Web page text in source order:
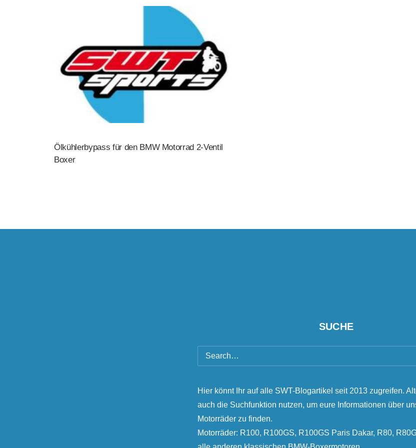
Ölkühlerbypass für den BMW Motorrad 2-Ventil
Boxer
SUCHE
Hier könnt Ihr auf alle SWT-Blogartikel seit 2013 zugreifen.
auch die Suchfunktion nutzen, um eure Informationen über
Motorräder zu finden.
Motorräder: R100, R100GS, R100GS Paris Dakar, R80,